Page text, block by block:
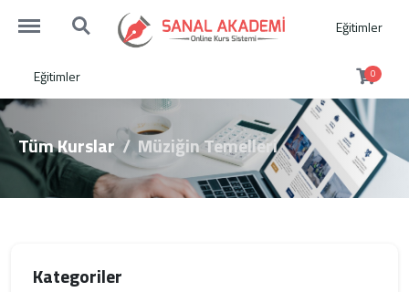
https://sanalakademi.demobul.com.tr/menu
https://sanalakademi.demobul.com.tr/search Eğitimler
Eğitimler 0
Tüm Kurslar Müziğin Temelleri
Kategoriler